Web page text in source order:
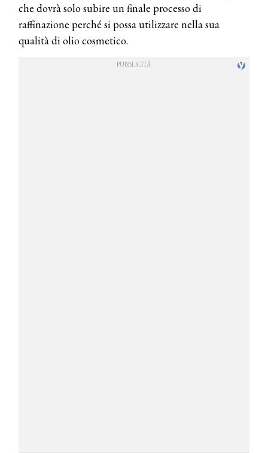
che dovrà solo subire un finale processo di
raffinazione perché si possa utilizzare nella sua
qualità di olio cosmetico.